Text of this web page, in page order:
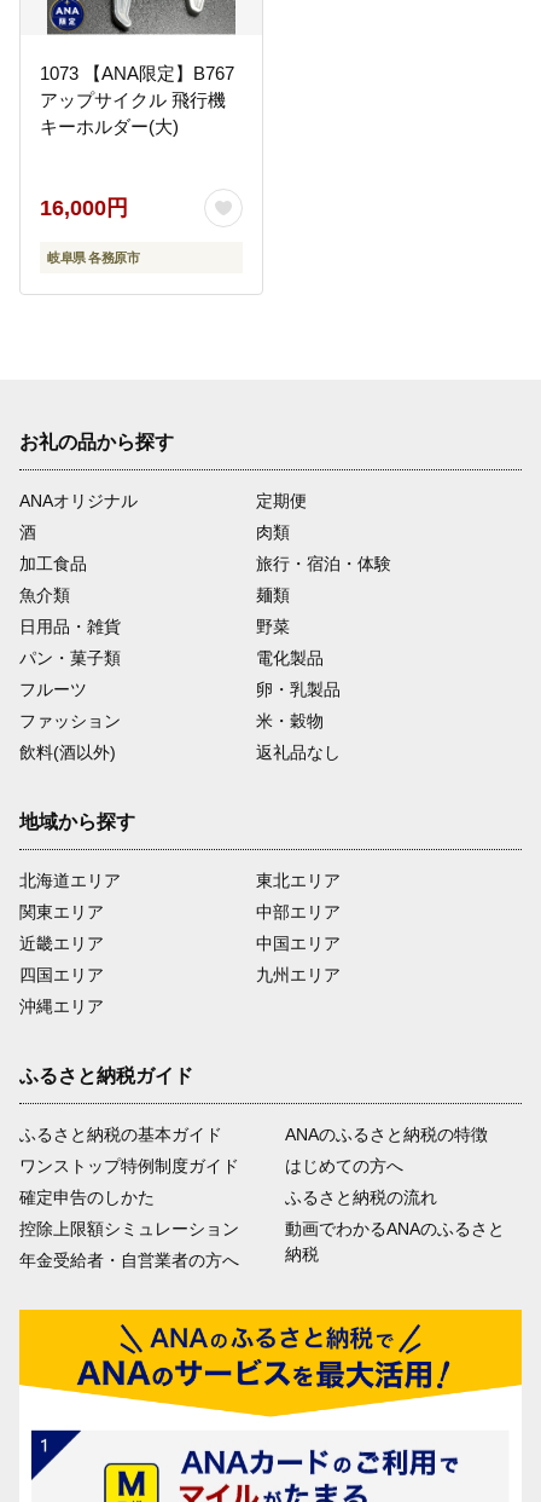
1073 【ANA限定】B767
アップサイクル 飛行機
キーホルダー(大)
16,000円
岐阜県 各務原市
お礼の品から探す
ANAオリジナル
定期便
酒
肉類
加工食品
旅行・宿泊・体験
魚介類
麺類
日用品・雑貨
野菜
パン・菓子類
電化製品
フルーツ
卵・乳製品
ファッション
米・穀物
飲料(酒以外)
返礼品なし
地域から探す
北海道エリア
関東エリア
近畿エリア
四国エリア
沖縄エリア
東北エリア
中部エリア
中国エリア
九州エリア
ふるさと納税ガイド
ふるさと納税の基本ガイド
ワンストップ特例制度ガイド
確定申告のしかた
控除上限額シミュレーション
年金受給者・自営業者の方へ
ANAのふるさと納税の特徴
はじめての方へ
ふるさと納税の流れ
動画でわかるANAのふるさと
納税